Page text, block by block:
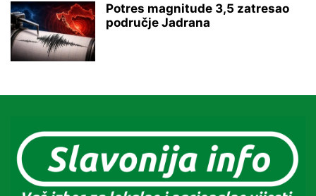
Potres magnitude 3,5 zatresao
područje Jadrana